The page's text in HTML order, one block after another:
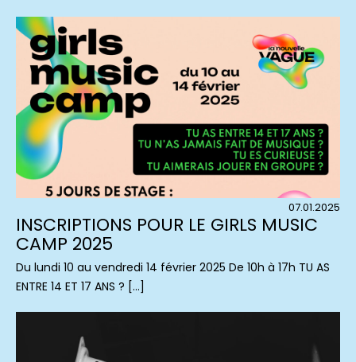
07.01.2025
INSCRIPTIONS POUR LE GIRLS MUSIC
CAMP 2025
Du lundi 10 au vendredi 14 février 2025 De 10h à 17h TU AS
ENTRE 14 ET 17 ANS ? […]